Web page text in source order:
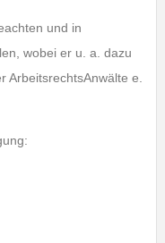
und in
wobei er u. a. dazu
ArbeitsrechtsAnwälte e.